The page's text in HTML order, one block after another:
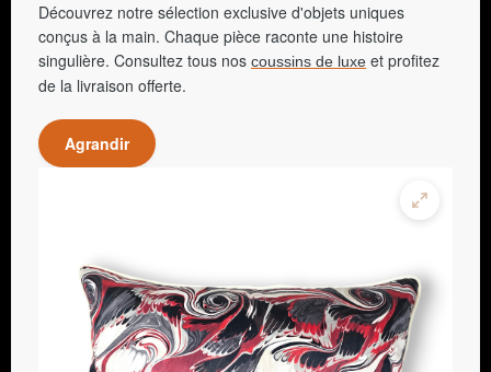
Découvrez notre sélection exclusive d'objets uniques
conçus à la main. Chaque pièce raconte une histoire
singulière. Consultez tous nos coussins de luxe et profitez
de la livraison offerte.
Agrandir